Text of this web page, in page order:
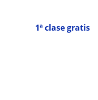
1ª clase gratis